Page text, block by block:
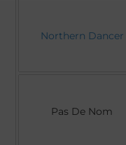
Northern Dancer
Pas De Nom